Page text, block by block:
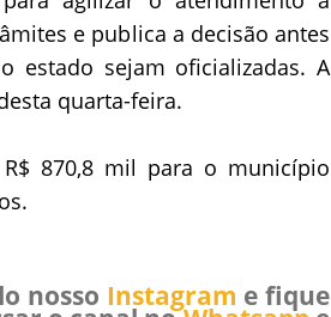
e publica a decisão antes
estado sejam oficializadas. A
quarta-feira.
870,8 mil para o município
nosso Instagram e fique